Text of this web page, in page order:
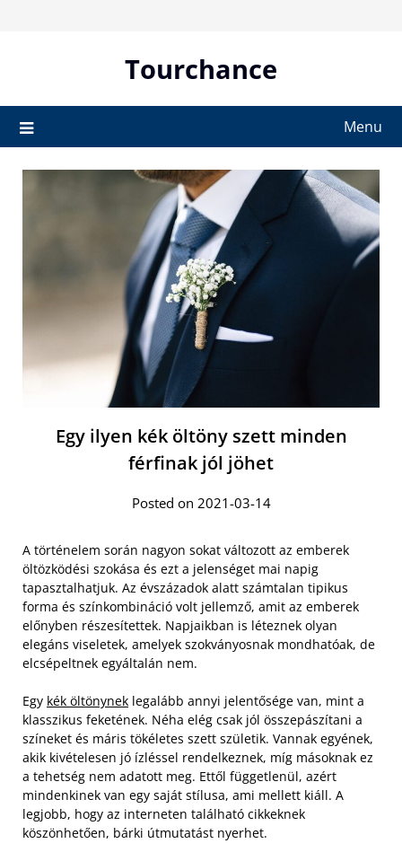
Tourchance
Menu
Egy ilyen kék öltöny szett minden
férfinak jól jöhet
Posted on 2021-03-14
A történelem során nagyon sokat változott az emberek
öltözködési szokása és ezt a jelenséget mai napig
tapasztalhatjuk. Az évszázadok alatt számtalan tipikus
forma és színkombináció volt jellemző, amit az emberek
előnyben részesítettek. Napjaikban is léteznek olyan
elegáns viseletek, amelyek szokványosnak mondhatóak, de
elcsépeltnek egyáltalán nem.
Egy kék öltönynek legalább annyi jelentősége van, mint a
klasszikus feketének. Néha elég csak jól összepászítani a
színeket és máris tökéletes szett születik. Vannak egyének,
akik kivételesen jó ízléssel rendelkeznek, míg másoknak ez
a tehetség nem adatott meg. Ettől függetlenül, azért
mindenkinek van egy saját stílusa, ami mellett kiáll. A
legjobb, hogy az interneten található cikkeknek
köszönhetően, bárki útmutatást nyerhet.